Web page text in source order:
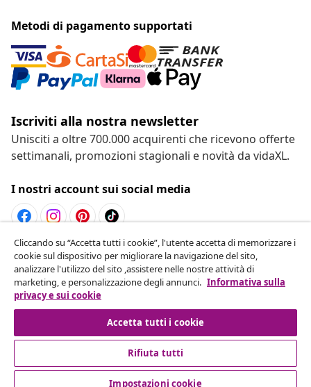
Metodi di pagamento supportati
Iscriviti alla nostra newsletter
Unisciti a oltre 700.000 acquirenti che ricevono offerte
settimanali, promozioni stagionali e novità da vidaXL.
I nostri account sui social media
Recesso dal contratto
Invia una richiesta di recesso per il tuo ordine.
Recesso dal contratto
Servizio clienti
Cliccando su “Accetta tutti i cookie”, l'utente accetta di memorizzare i
cookie sul dispositivo per migliorare la navigazione del sito,
analizzare l'utilizzo del sito ,assistere nelle nostre attività di
marketing, e personalizzazione degli annunci. Informativa sulla
privacy e sui cookie
Accetta tutti i cookie
Rifiuta tutti
Impostazioni cookie